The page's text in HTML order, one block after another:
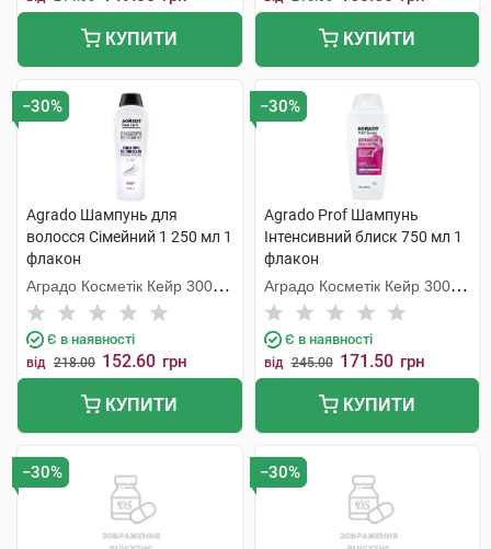
КУПИТИ КУПИТИ
−30%
Agrado Шампунь для
волосся Сімейний 1 250 мл 1
флакон
Аградо Косметік Кейр 3000
С.Л.У.
Є в наявності
від 218.00 152.60 грн
КУПИТИ
−30%
Agrado Prof Шампунь
Інтенсивний блиск 750 мл 1
флакон
Аградо Косметік Кейр 3000
С.Л.У.
Є в наявності
від 245.00 171.50 грн
КУПИТИ
−30% −30%